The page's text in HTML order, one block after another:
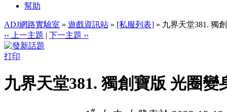
幫助
ADJ網路實驗室 » 遊戲資訊站 » [私服列表] » 九界天堂381. 獨
‹‹ 上一主題 | 下一主題 ››
打印
九界天堂381. 獨創寶版 光圈變